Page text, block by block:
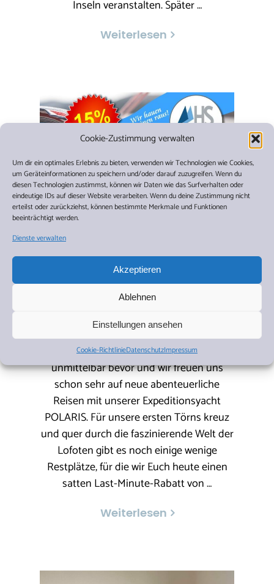
Cookie-Zustimmung verwalten
Um dir ein optimales Erlebnis zu bieten, verwenden wir Technologien wie Cookies,
um Geräteinformationen zu speichern und/oder darauf zuzugreifen. Wenn du
diesen Technologien zustimmst, können wir Daten wie das Surfverhalten oder
eindeutige IDs auf dieser Website verarbeiten. Wenn du deine Zustimmung nicht
erteilst oder zurückziehst, können bestimmte Merkmale und Funktionen
beeinträchtigt werden.
Dienste verwalten
Akzeptieren
Ablehnen
Einstellungen ansehen
Cookie-RichtlinieDatenschutzImpressum
Inseln veranstalten. Später …
Weiterlesen
15% Last-Minute-
Rabatt
Hallo liebe Freundinnen und Freunde von
HS-Segelreisen, die neue Saison steht
unmittelbar bevor und wir freuen uns
schon sehr auf neue abenteuerliche
Reisen mit unserer Expeditionsyacht
POLARIS. Für unsere ersten Törns kreuz
und quer durch die faszinierende Welt der
Lofoten gibt es noch einige wenige
Restplätze, für die wir Euch heute einen
satten Last-Minute-Rabatt von …
Weiterlesen